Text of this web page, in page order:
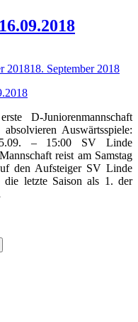
201818. September 2018
D-Juniorenmannschaft
Auswärtsspiele:
– 15:00 SV Linde
reist am Samstag
den Aufsteiger SV Linde
die letzte Saison als 1. der